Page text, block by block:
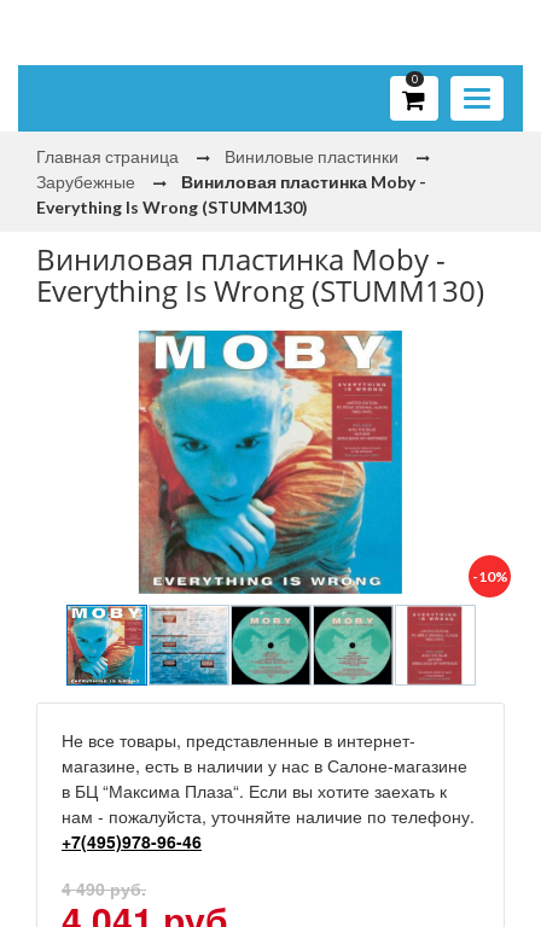
Toggle
0
Главная страница
Виниловые пластинки
Зарубежные
Виниловая пластинка Moby -
Everything Is Wrong (STUMM130)
Виниловая пластинка Moby -
Everything Is Wrong (STUMM130)
-10%
Не все товары, представленные в интернет-
магазине, есть в наличии у нас в Салоне-магазине
в БЦ “Максима Плаза“. Если вы хотите заехать к
нам - пожалуйста, уточняйте наличие по телефону.
+7(495)978-96-46
4 490 руб.